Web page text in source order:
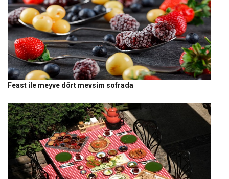
Feast ile meyve dört mevsim sofrada